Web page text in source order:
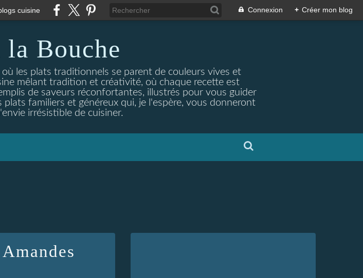
cuisine Connexion + Créer mon blog
Bouche
les plats traditionnels se parent de couleurs vives et
mêlant tradition et créativité, où chaque recette est
de saveurs réconfortantes, illustrés pour vous guider
familiers et généreux qui, je l'espère, vous donneront
irrésistible de cuisiner.